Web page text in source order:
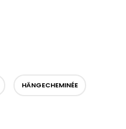
HÄNGECHEMINÉE